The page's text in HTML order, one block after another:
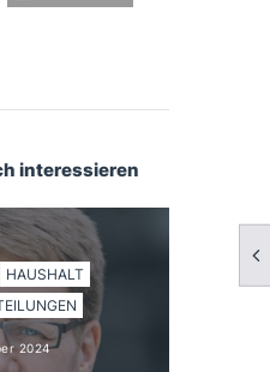
interessieren
HAUSHALT
2024